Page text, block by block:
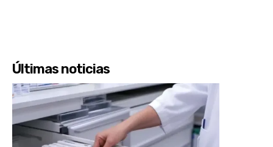
Últimas noticias